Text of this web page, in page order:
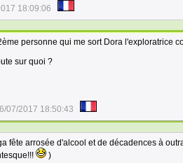
18:09:06
personne qui me sort Dora l'exploratrice
sur quoi ?
07/2017 18:50:43
fête arrosée d'alcool et de décadences à
)